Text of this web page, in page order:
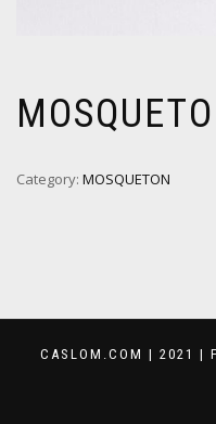
Category: MOSQUETON
CASLOM.COM | 2021 |